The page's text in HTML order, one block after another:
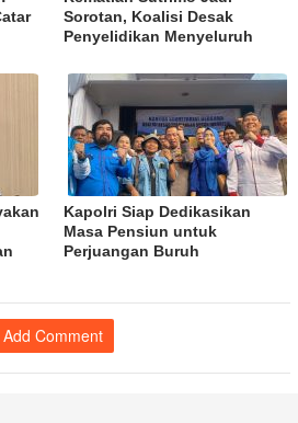
Sorotan, Koalisi Desak
Penyelidikan Menyeluruh
Kapolri Siap Dedikasikan
Masa Pensiun untuk
Perjuangan Buruh
Add Comment